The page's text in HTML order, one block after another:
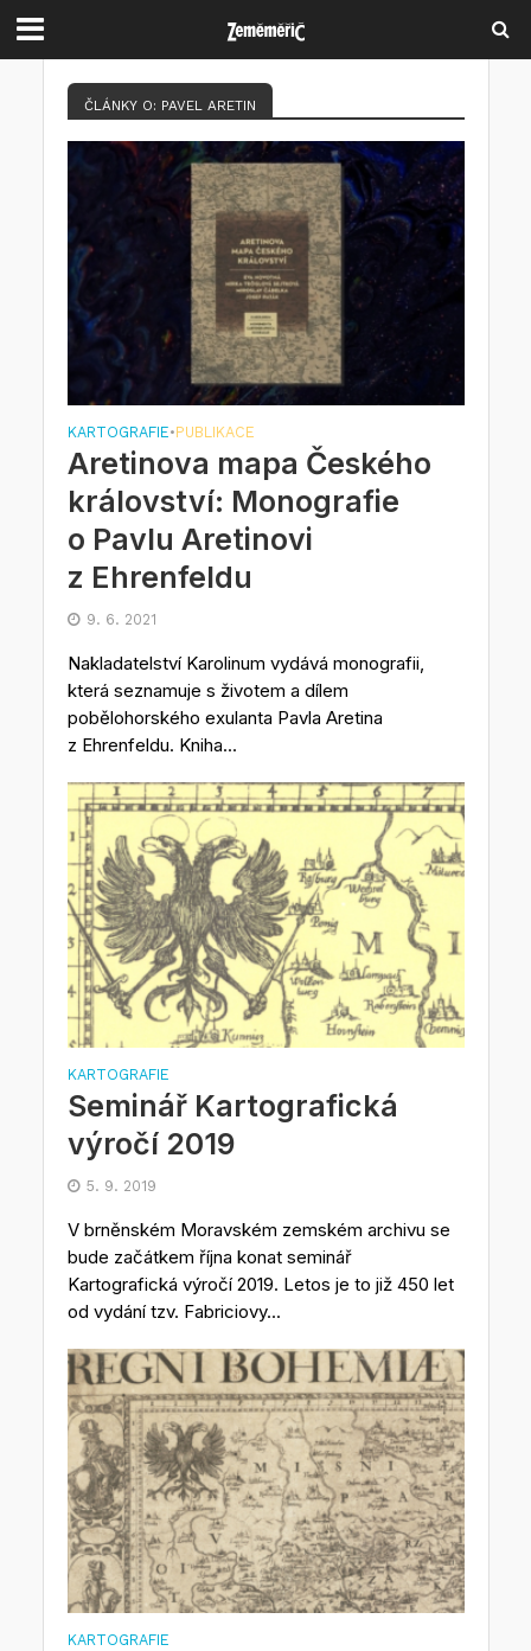
ČLÁNKY O: PAVEL ARETIN
KARTOGRAFIE•PUBLIKACE
Aretinova mapa Českého
království: Monografie
o Pavlu Aretinovi
z Ehrenfeldu
9. 6. 2021
Nakladatelství Karolinum vydává monografii,
která seznamuje s životem a dílem
pobělohorského exulanta Pavla Aretina
z Ehrenfeldu. Kniha...
KARTOGRAFIE
Seminář Kartografická
výročí 2019
5. 9. 2019
V brněnském Moravském zemském archivu se
bude začátkem října konat seminář
Kartografická výročí 2019. Letos je to již 450 let
od vydání tzv. Fabriciovy...
KARTOGRAFIE